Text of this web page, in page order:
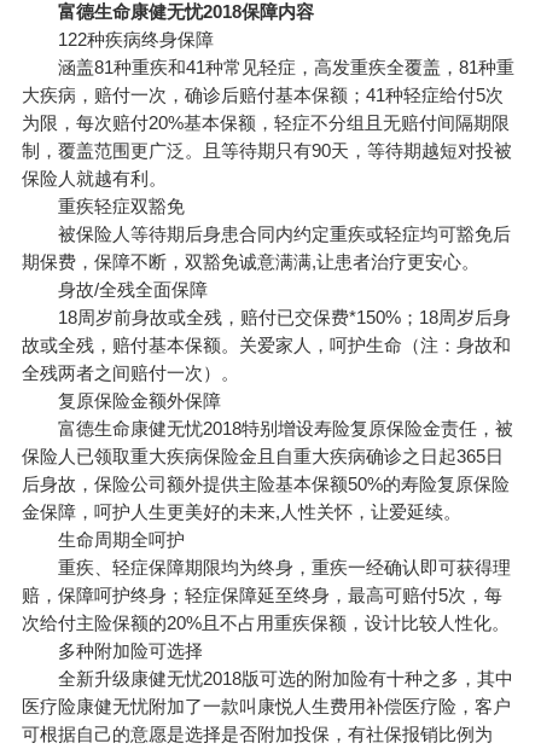
富德生命康健无忧2018保障内容
122种疾病终身保障
涵盖81种重疾和41种常见轻症，高发重疾全覆盖，81种重
大疾病，赔付一次，确诊后赔付基本保额；41种轻症给付5次
为限，每次赔付20%基本保额，轻症不分组且无赔付间隔期限
制，覆盖范围更广泛。且等待期只有90天，等待期越短对投被
保险人就越有利。
重疾轻症双豁免
被保险人等待期后身患合同内约定重疾或轻症均可豁免后
期保费，保障不断，双豁免诚意满满,让患者治疗更安心。
身故/全残全面保障
18周岁前身故或全残，赔付已交保费*150%；18周岁后身
故或全残，赔付基本保额。关爱家人，呵护生命（注：身故和
全残两者之间赔付一次）。
复原保险金额外保障
富德生命康健无忧2018特别增设寿险复原保险金责任，被
保险人已领取重大疾病保险金且自重大疾病确诊之日起365日
后身故，保险公司额外提供主险基本保额50%的寿险复原保险
金保障，呵护人生更美好的未来,人性关怀，让爱延续。
生命周期全呵护
重疾、轻症保障期限均为终身，重疾一经确认即可获得理
赔，保障呵护终身；轻症保障延至终身，最高可赔付5次，每
次给付主险保额的20%且不占用重疾保额，设计比较人性化。
多种附加险可选择
全新升级康健无忧2018版可选的附加险有十种之多，其中
医疗险康健无忧附加了一款叫康悦人生费用补偿医疗险，客户
可根据自己的意愿是选择是否附加投保，有社保报销比例为